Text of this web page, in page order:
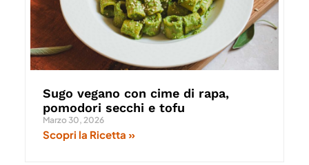
Sugo vegano con cime di rapa,
pomodori secchi e tofu
Marzo 30, 2026
Scopri la Ricetta »